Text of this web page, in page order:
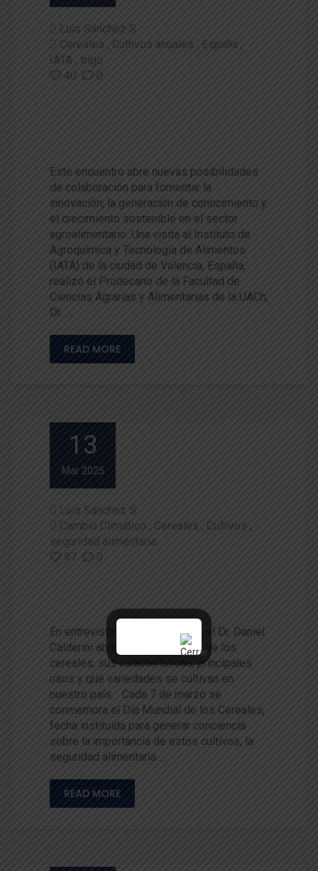
Luis Sánchez S
Cereales
Cultivos anuales
España
IATA
trigo
40
0
Este encuentro abre nuevas posibilidades
de colaboración para fomentar la
innovación, la generación de conocimiento y
el crecimiento sostenible en el sector
agroalimentario. Una visita al Instituto de
Agroquímica y Tecnología de Alimentos
(IATA) de la ciudad de Valencia, España,
realizó el Prodecano de la Facultad de
Ciencias Agrarias y Alimentarias de la UACh,
Dr. …
READ MORE
13
Mar 2025
Luis Sánchez S
Cambio Climático
Cereales
Cultivos
seguridad alimentaria
97
0
s cereales»
En entrevista con radio Bio Bio, el Dr. Daniel
Calderini abordó la importancia de los
cereales, sus características, principales
usos y qué variedades se cultivan en
nuestro país. Cada 7 de marzo se
conmemora el Día Mundial de los Cereales,
fecha instituida para generar conciencia
sobre la importancia de estos cultivos, la
seguridad alimentaria …
READ MORE